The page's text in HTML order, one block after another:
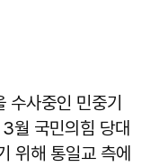
수사중인 민중기
월 국민의힘 당대
위해 통일교 측에